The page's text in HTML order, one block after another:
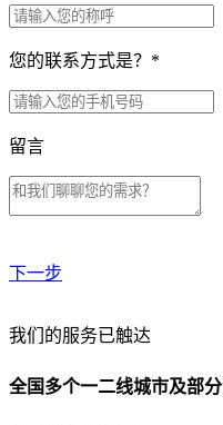
您的联系方式是？ *
留言
下一步
贵公司预算范围是？
我们的服务已触达
全国多个一二线城市及部